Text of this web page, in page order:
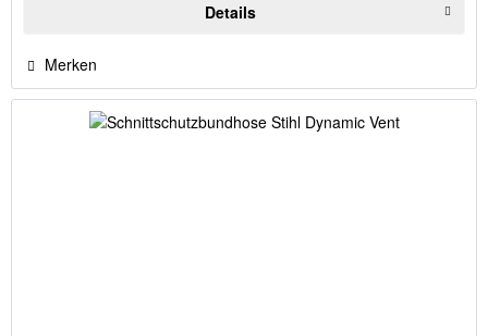
Details
Merken